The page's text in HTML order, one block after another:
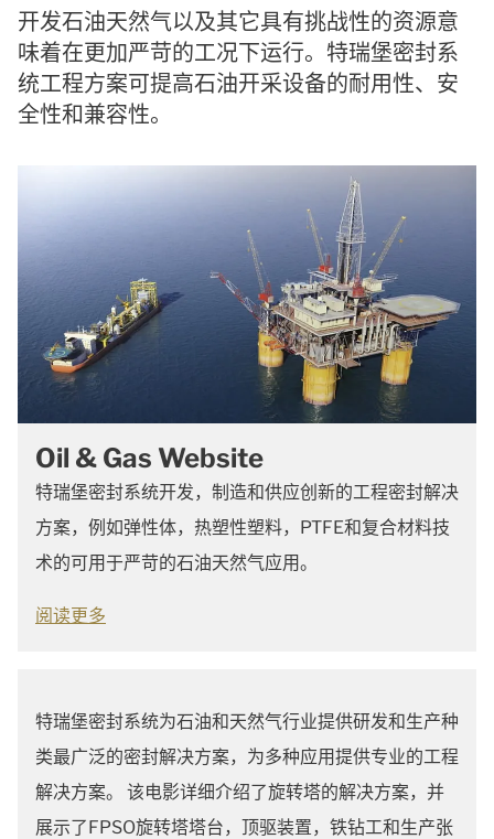
开发石油天然气以及其它具有挑战性的资源意
味着在更加严苛的工况下运行。特瑞堡密封系
统工程方案可提高石油开采设备的耐用性、安
全性和兼容性。
Oil & Gas Website
特瑞堡密封系统开发，制造和供应创新的工程密封解决
方案，例如弹性体，热塑性塑料，PTFE和复合材料技
术的可用于严苛的石油天然气应用。
阅读更多
特瑞堡密封系统为石油和天然气行业提供研发和生产种
类最广泛的密封解决方案，为多种应用提供专业的工程
解决方案。 该电影详细介绍了旋转塔的解决方案，并
展示了FPSO旋转塔塔台，顶驱装置，铁钻工和生产张